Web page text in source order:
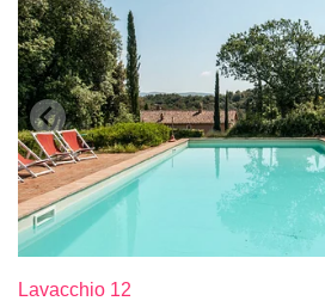
Lavacchio 12